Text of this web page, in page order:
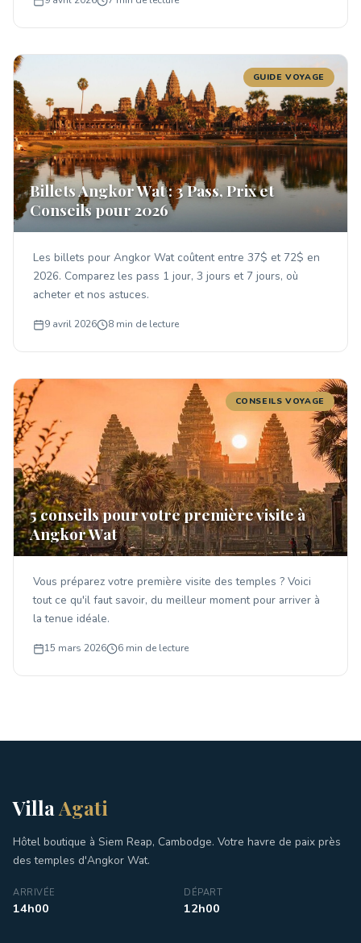
GUIDE VOYAGE
Billets Angkor Wat : 3 Pass, Prix et
Conseils pour 2026
Les billets pour Angkor Wat coûtent entre 37$ et 72$ en
2026. Comparez les pass 1 jour, 3 jours et 7 jours, où
acheter et nos astuces.
9 avril 2026 8 min de lecture
CONSEILS VOYAGE
5 conseils pour votre première visite à
Angkor Wat
Vous préparez votre première visite des temples ? Voici
tout ce qu'il faut savoir, du meilleur moment pour arriver à
la tenue idéale.
15 mars 2026 6 min de lecture
Villa Agati
Hôtel boutique à Siem Reap, Cambodge. Votre havre de paix près
des temples d'Angkor Wat.
ARRIVÉE
14h00
DÉPART
12h00